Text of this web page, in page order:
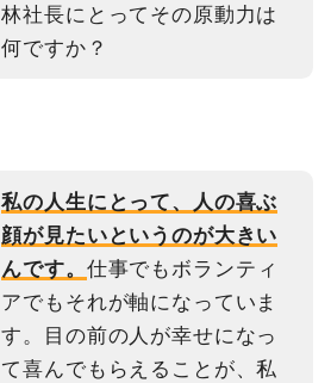
林社長にとってその原動力は
何ですか？
私の人生にとって、人の喜ぶ
顔が見たいというのが大きい
んです。 仕事でもボランティ
アでもそれが軸になっていま
す。目の前の人が幸せになっ
て喜んでもらえることが、私